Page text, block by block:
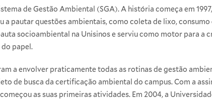
de Gestão Ambiental (SGA). A história começa em
pautar questões ambientais, como coleta de lixo, consumo
socioambiental na Unisinos e serviu como motor para a
papel.
a envolver praticamente todas as rotinas de gestão
de busca da certificação ambiental do campus. Com a
as suas primeiras atividades. Em 2004, a